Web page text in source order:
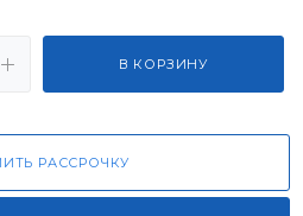
В КОРЗИНУ
РАССРОЧКУ